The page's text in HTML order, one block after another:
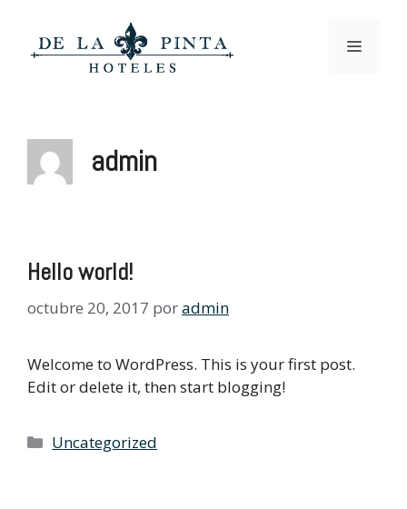
contenido
Menú
admin
Hello world!
octubre 20, 2017 poradmin
Welcome to WordPress. This is your first post.
Edit or delete it, then start blogging!
Categorías
Uncategorized